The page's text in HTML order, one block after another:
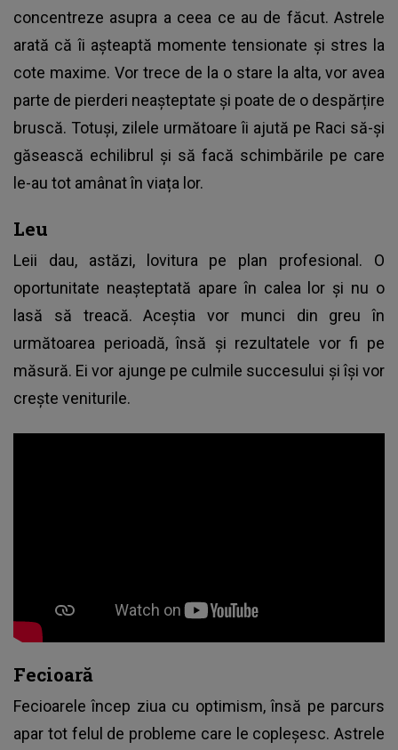
concentreze asupra a ceea ce au de făcut. Astrele
arată că îi așteaptă momente tensionate și stres la
cote maxime. Vor trece de la o stare la alta, vor avea
parte de pierderi neașteptate și poate de o despărțire
bruscă. Totuși, zilele următoare îi ajută pe Raci să-și
găsească echilibrul și să facă schimbările pe care
le-au tot amânat în viața lor.
Leu
Leii dau, astăzi, lovitura pe plan profesional. O
oportunitate neașteptată apare în calea lor și nu o
lasă să treacă. Aceștia vor munci din greu în
următoarea perioadă, însă și rezultatele vor fi pe
măsură. Ei vor ajunge pe culmile succesului și își vor
crește veniturile.
Fecioară
Fecioarele încep ziua cu optimism, însă pe parcurs
apar tot felul de probleme care le copleșesc. Astrele